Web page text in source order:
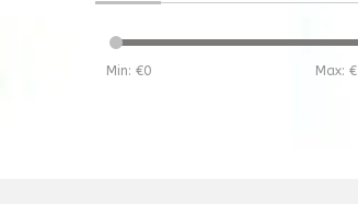
Min: €0 Max: €